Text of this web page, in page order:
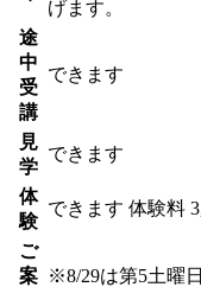
げます。
途
中
受
講
できます
見
学
できます
体
験
できます 体験料
ご
案
※8/29は第5土曜